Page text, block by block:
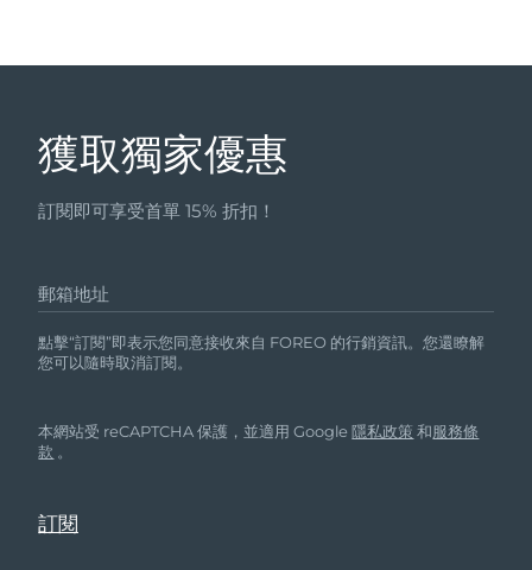
獲取獨家優惠
訂閱即可享受首單 15% 折扣！
郵箱地址
點擊“訂閱”即表示您同意接收來自 FOREO 的行銷資訊。您還瞭解
您可以隨時取消訂閱。
本網站受 reCAPTCHA 保護，並適用 Google隱私政策 和服務條
款 。